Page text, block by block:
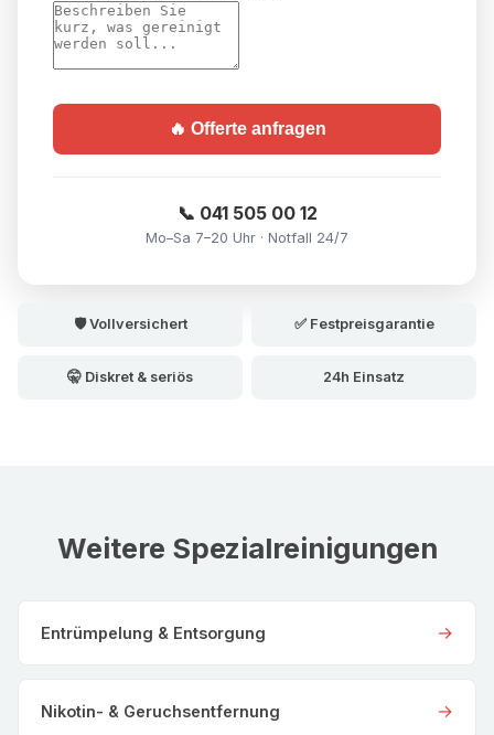
🔥 Offerte anfragen
📞 041 505 00 12
Mo–Sa 7–20 Uhr · Notfall 24/7
🛡️ Vollversichert ✅ Festpreisgarantie
🤫 Diskret & seriös 24h Einsatz
Weitere Spezialreinigungen
Entrümpelung & Entsorgung →
Nikotin- & Geruchsentfernung →